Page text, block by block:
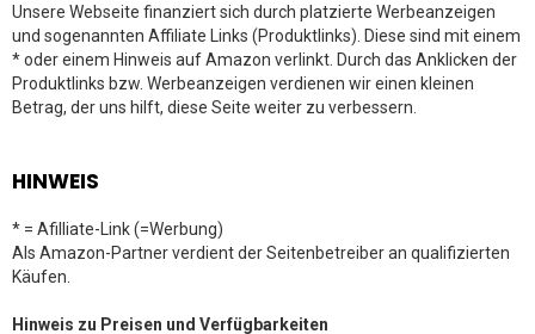
Unsere Webseite finanziert sich durch platzierte Werbeanzeigen
und sogenannten Affiliate Links (Produktlinks). Diese sind mit einem
* oder einem Hinweis auf Amazon verlinkt. Durch das Anklicken der
Produktlinks bzw. Werbeanzeigen verdienen wir einen kleinen
Betrag, der uns hilft, diese Seite weiter zu verbessern.
HINWEIS
* = Afilliate-Link (=Werbung)
Als Amazon-Partner verdient der Seitenbetreiber an qualifizierten
Käufen.
Hinweis zu Preisen und Verfügbarkeiten